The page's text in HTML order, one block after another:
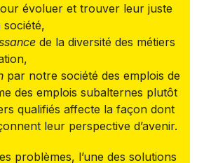
évoluer et trouver leur juste
société,
de la diversité des métiers
par notre société des emplois de
des emplois subalternes plutôt
qualifiés affecte la façon dont
leur perspective d’avenir.
problèmes, l’une des solutions